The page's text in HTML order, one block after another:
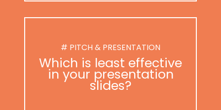
# PITCH & PRESENTATION
Which is least effective
in your presentation
slides?